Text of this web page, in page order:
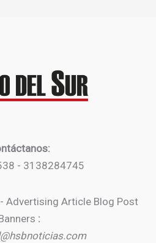
- 3138284745
Advertising Article Blog Post
: